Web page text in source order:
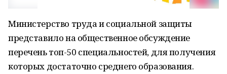
Министерство труда и социальной защиты
представило на общественное обсуждение
перечень топ-50 специальностей, для получения
которых достаточно среднего образования.